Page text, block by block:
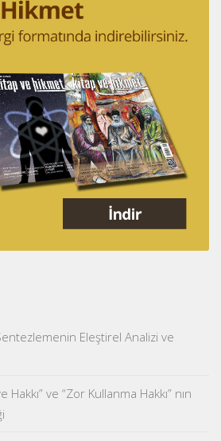
Eleştirel Analizi ve
ve “Zor Kullanma Hakkı” nın